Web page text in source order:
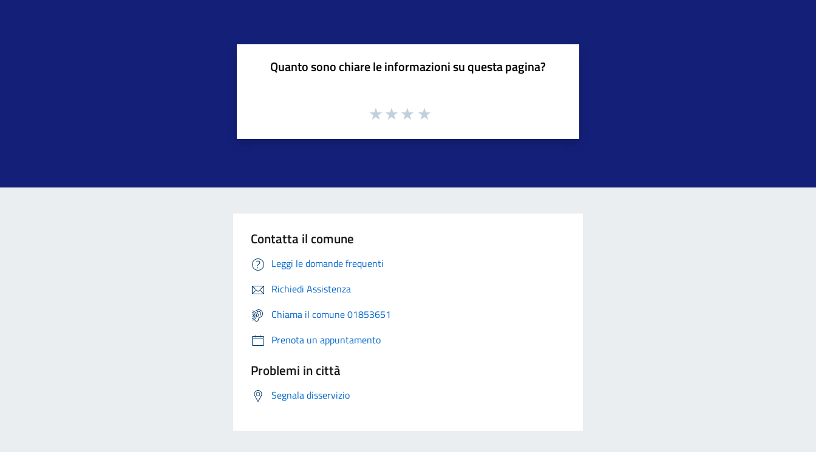
Quanto sono chiare le informazioni su questa pagina?
Contatta il comune
Leggi le domande frequenti
Richiedi Assistenza
Chiama il comune 01853651
Prenota un appuntamento
Problemi in città
Segnala disservizio